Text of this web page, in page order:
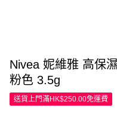
Nivea 妮維雅 高保
粉色 3.5g
送貨上門滿HK$250.00免運費